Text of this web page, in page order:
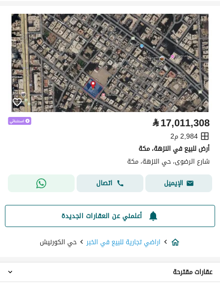
⃁17,011,308
2,984 م2
أرض للبيع في النزهة، مكة
شارع الرضوى، حي النزهة، مكة
الإيميل
اتصال
أعلمني عن العقارات الجديدة
اراضي تجارية للبيع في الخبر
حي الكورنيش
عقارات مقترحة